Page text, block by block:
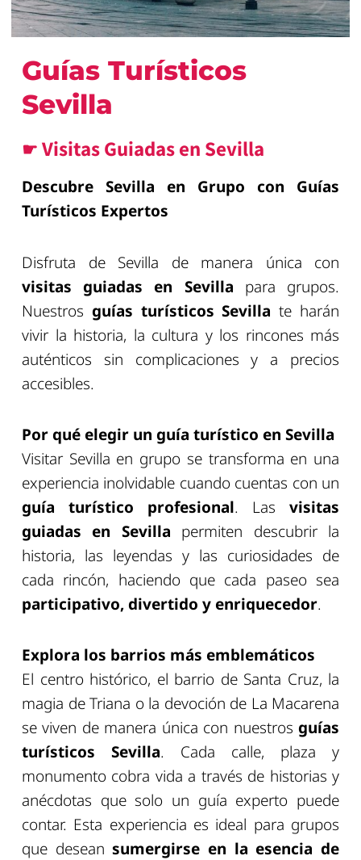
Guías Turísticos
Sevilla
☛ Visitas Guiadas en Sevilla
Descubre Sevilla en Grupo con Guías
Turísticos Expertos
Disfruta de Sevilla de manera única con
visitas guiadas en Sevilla para grupos.
Nuestros guías turísticos Sevilla te harán
vivir la historia, la cultura y los rincones más
auténticos sin complicaciones y a precios
accesibles.
Por qué elegir un guía turístico en Sevilla
Visitar Sevilla en grupo se transforma en una
experiencia inolvidable cuando cuentas con un
guía turístico profesional. Las visitas
guiadas en Sevilla permiten descubrir la
historia, las leyendas y las curiosidades de
cada rincón, haciendo que cada paseo sea
participativo, divertido y enriquecedor.
Explora los barrios más emblemáticos
El centro histórico, el barrio de Santa Cruz, la
magia de Triana o la devoción de La Macarena
se viven de manera única con nuestros guías
turísticos Sevilla. Cada calle, plaza y
monumento cobra vida a través de historias y
anécdotas que solo un guía experto puede
contar. Esta experiencia es ideal para grupos
que deseansumergirse en la esencia de